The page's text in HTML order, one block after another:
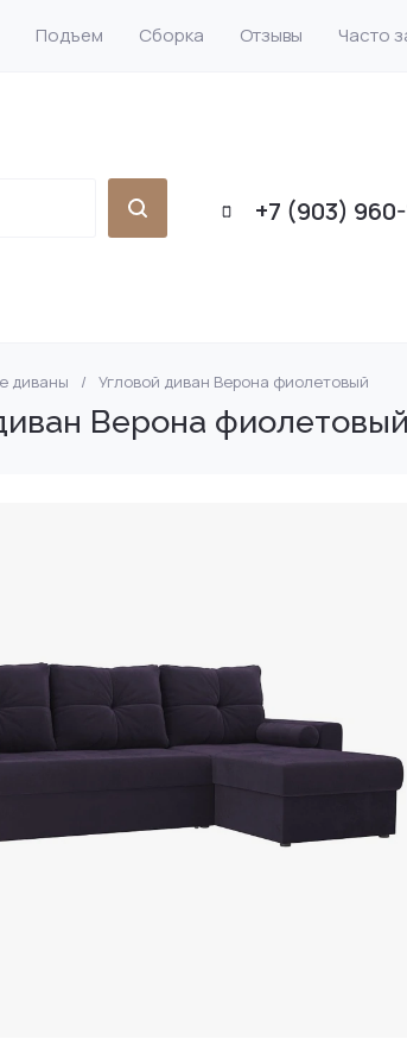
Подъем Сборка Отзывы Часто
+7 (903)
прямые
на металлокаркасе
С
Тахта
диваны / Угловой диван Верона фиолетовый
Верона фиолетовый